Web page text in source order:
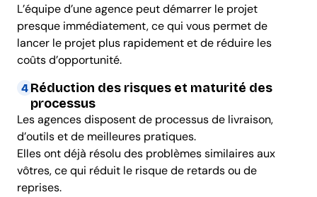
L’équipe d’une agence peut démarrer le projet
presque immédiatement, ce qui vous permet de
lancer le projet plus rapidement et de réduire les
coûts d’opportunité.
4 Réduction des risques et maturité des
processus
Les agences disposent de processus de livraison,
d’outils et de meilleures pratiques.
Elles ont déjà résolu des problèmes similaires aux
vôtres, ce qui réduit le risque de retards ou de
reprises.